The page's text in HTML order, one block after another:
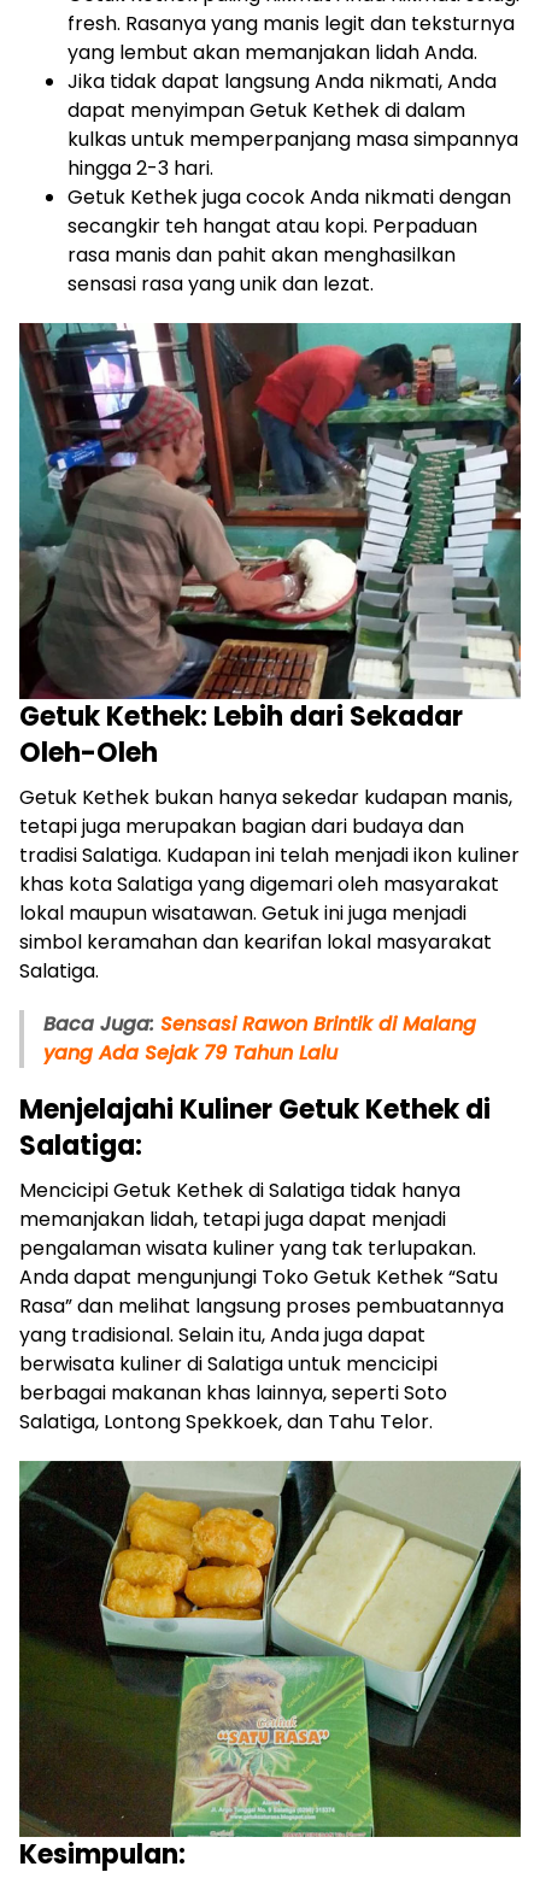
fresh. Rasanya yang manis legit dan teksturnya
yang lembut akan memanjakan lidah Anda.
Jika tidak dapat langsung Anda nikmati, Anda
dapat menyimpan Getuk Kethek di dalam
kulkas untuk memperpanjang masa simpannya
hingga 2-3 hari.
Getuk Kethek juga cocok Anda nikmati dengan
secangkir teh hangat atau kopi. Perpaduan
rasa manis dan pahit akan menghasilkan
sensasi rasa yang unik dan lezat.
Getuk Kethek: Lebih dari Sekadar
Oleh-Oleh
Getuk Kethek bukan hanya sekedar kudapan manis,
tetapi juga merupakan bagian dari budaya dan
tradisi Salatiga. Kudapan ini telah menjadi ikon kuliner
khas kota Salatiga yang digemari oleh masyarakat
lokal maupun wisatawan. Getuk ini juga menjadi
simbol keramahan dan kearifan lokal masyarakat
Salatiga.
Baca Juga: Sensasi Rawon Brintik di Malang
yang Ada Sejak 79 Tahun Lalu
Menjelajahi Kuliner Getuk Kethek di
Salatiga:
Mencicipi Getuk Kethek di Salatiga tidak hanya
memanjakan lidah, tetapi juga dapat menjadi
pengalaman wisata kuliner yang tak terlupakan.
Anda dapat mengunjungi Toko Getuk Kethek “Satu
Rasa” dan melihat langsung proses pembuatannya
yang tradisional. Selain itu, Anda juga dapat
berwisata kuliner di Salatiga untuk mencicipi
berbagai makanan khas lainnya, seperti Soto
Salatiga, Lontong Spekkoek, dan Tahu Telor.
Kesimpulan: